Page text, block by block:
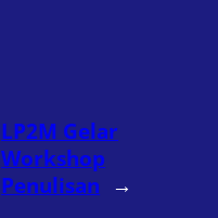
LP2M Gelar
Workshop
Penulisan →